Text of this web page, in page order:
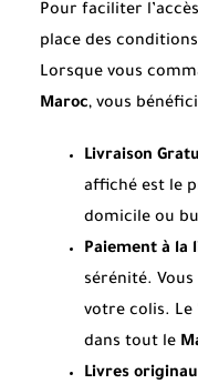
Pour faciliter
place des
Lorsque vous
Maroc, vous
Livraison
affiché est le
domicile ou
Paiement à la
sérénité.
votre colis. Le
dans tout le
Livres